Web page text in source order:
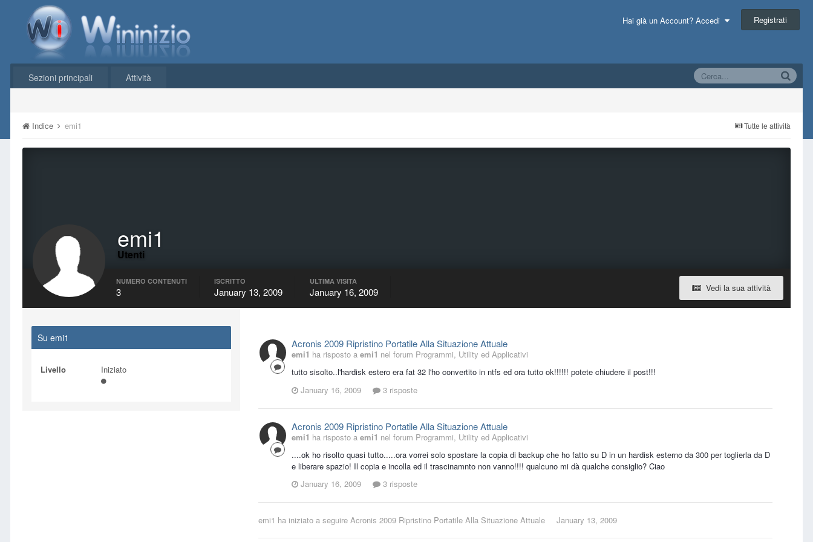
Hai già un Account? Accedi Registrati
Sezioni principali Attività
Tutte le attività
Indice emi1
emi1
Utenti
Vedi la sua attività
NUMERO CONTENUTI
3
ISCRITTO
January 13, 2009
ULTIMA VISITA
January 16, 2009
Su emi1
Livello Iniziato
Acronis 2009 Ripristino Portatile Alla Situazione Attuale
emi1 ha risposto a emi1 nel forum Programmi, Utility ed Applicativi
tutto sisolto..l'hardisk estero era fat 32 l'ho convertito in ntfs ed ora tutto ok!!!!!! potete chiudere il post!!!
January 16, 2009
3 risposte
Acronis 2009 Ripristino Portatile Alla Situazione Attuale
emi1 ha risposto a emi1 nel forum Programmi, Utility ed Applicativi
....ok ho risolto quasi tutto.....ora vorrei solo spostare la copia di backup che ho fatto su D in un hardisk esterno da 300 per toglierla da D
e liberare spazio! Il copia e incolla ed il trascinamnto non vanno!!!! qualcuno mi dà qualche consiglio? Ciao
January 16, 2009
3 risposte
emi1 ha iniziato a seguire Acronis 2009 Ripristino Portatile Alla Situazione Attuale January 13, 2009